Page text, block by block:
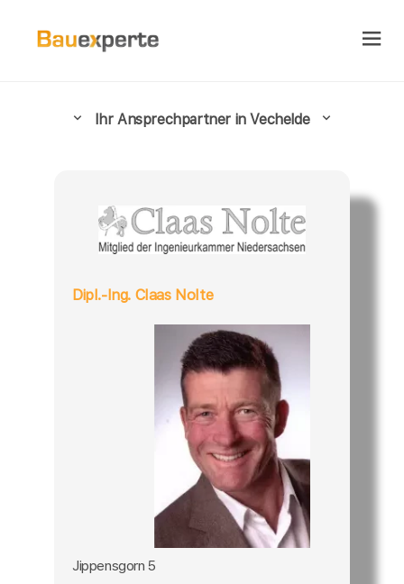
Ihr Ansprechpartner in Vechelde
Dipl.-Ing. Claas Nolte
Jippensgorn 5